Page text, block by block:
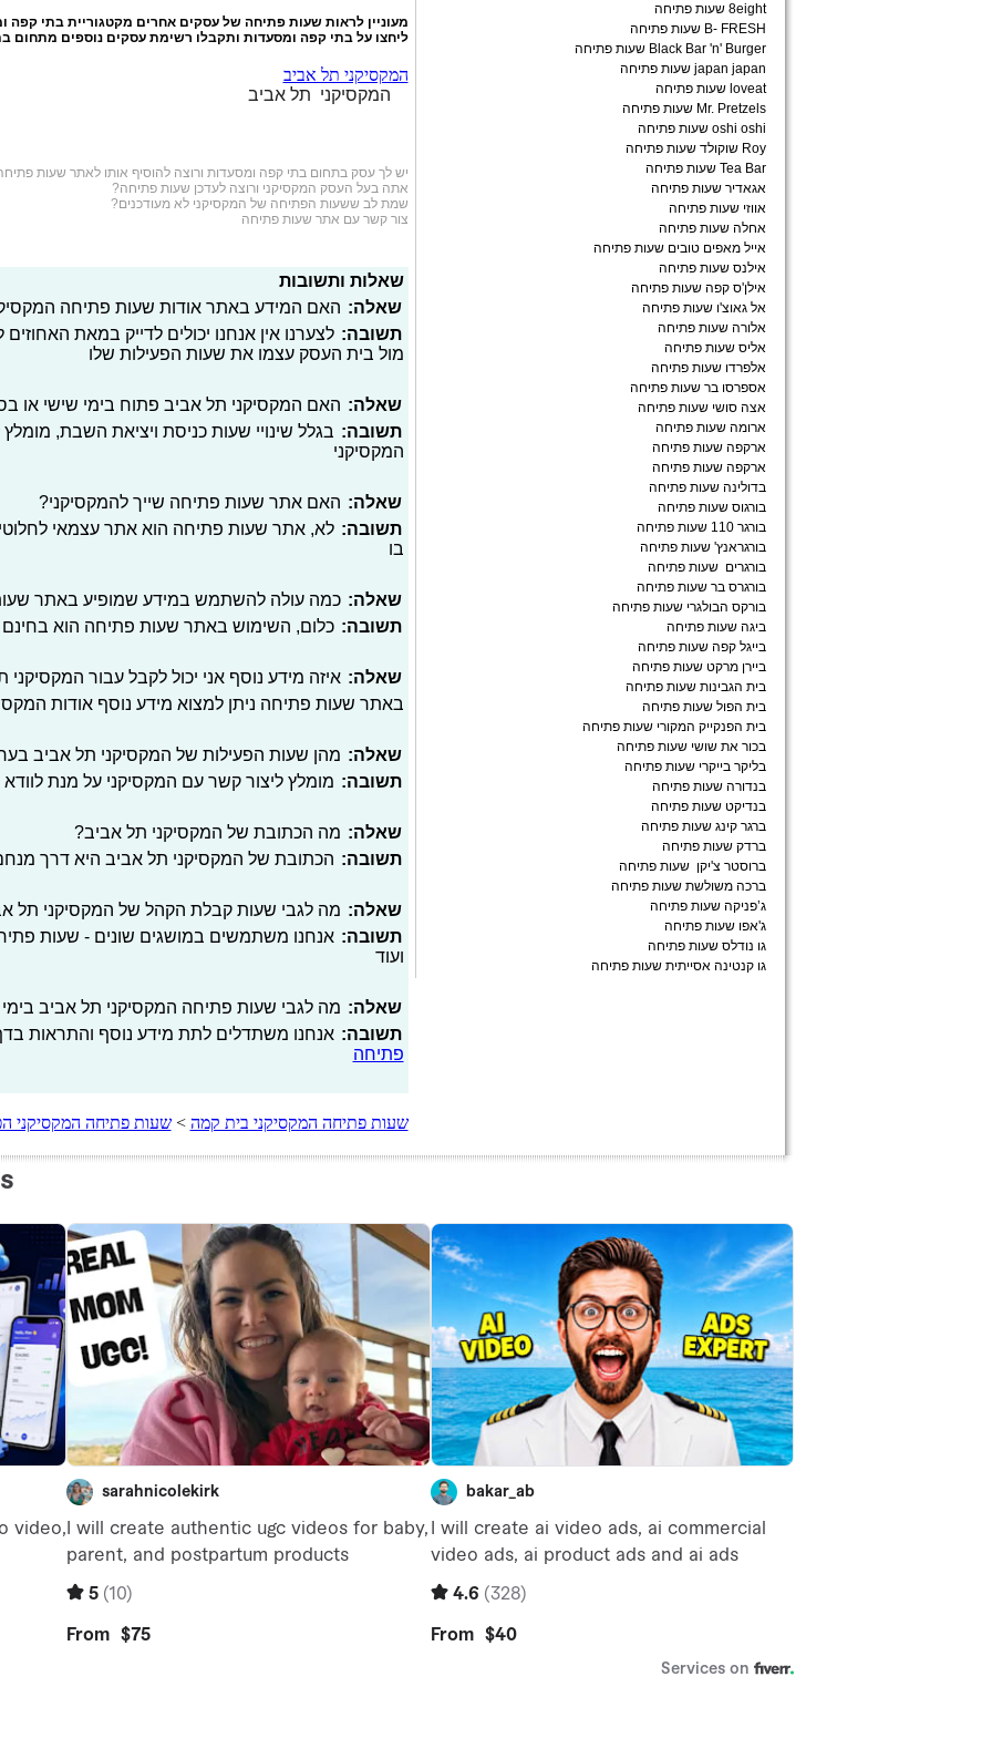
מעוניין לראות שעות פתיחה של עסקים אחרים מקטגורייתבתי קפה
ליחצו עלבתי קפה ומסעדות ותקבלו רשימת עסקים נוספים מתחום
המקסיקני תל אביב
המקסיקני תל אביב
יש לך עסק בתחוםבתי קפה ומסעדות ורוצה להוסיף אותו לאתר שעות
אתה בעל העסק המקסיקני ורוצה לעדכן שעות פתיחה?
שמת לב ששעות הפתיחה של המקסיקני לא מעודכנים?
צור קשר עם אתר שעות פתיחה
שאלות ותשובות
שאלה: האם המידע באתר אודות שעות פתיחה
תשובה: לצערנו אין אנחנו יכולים לדייק במאת
מול בית העסק עצמו את שעות הפעילות שלו
שאלה: האם המקסיקני תל אביב פתוח בימי שישי או
תשובה: בגלל שינויי שעות כניסת ויציאת השבת,
המקסיקני
שאלה: האם אתר שעות פתיחה שייך להמקסיקני?
תשובה: לא, אתר שעות פתיחה הוא אתר עצמאי
בו
שאלה: כמה עולה להשתמש במידע שמופיע באתר
תשובה: כלום, השימוש באתר שעות פתיחה הוא בחינם
שאלה: איזה מידע נוסף אני יכול לקבל עבור המקסיקני
באתר שעות פתיחה ניתן למצוא מידע נוסף אודות
שאלה: מהן שעות הפעילות של המקסיקני תל אביב
תשובה: מומלץ ליצור קשר עם המקסיקני על מנת
שאלה: מה הכתובת של המקסיקני תל אביב?
תשובה: הכתובת של המקסיקני תל אביב היא דרך מנחם בגין 144 ת״א ( מגדלי
שאלה: מה לגבי שעות קבלת הקהל של המקסיקני תל
תשובה: אנחנו משתמשים במושגים שונים - שעות
ועוד
שאלה: מה לגבי שעות פתיחה המקסיקני תל אביב בימי
תשובה: אנחנו משתדלים לתת מידע נוסף והתראות
פתיחה
שעות פתיחה המקסיקני בית קמה >שעות פתיחה המקסיקני
8eight שעות פתיחה
B- FRESH שעות פתיחה
Black Bar 'n' Burger שעות פתיחה
japan japan שעות פתיחה
loveat שעות פתיחה
Mr. Pretzels שעות פתיחה
oshi oshi שעות פתיחה
Roy שוקולד שעות פתיחה
Tea Bar שעות פתיחה
אגאדיר שעות פתיחה
אווזי שעות פתיחה
אחלה שעות פתיחה
אייל מאפים טובים שעות פתיחה
אילנס שעות פתיחה
אילן'ס קפה שעות פתיחה
אל גאוצ'ו שעות פתיחה
אלורה שעות פתיחה
אליס שעות פתיחה
אלפרדו שעות פתיחה
אספרסו בר שעות פתיחה
אצה סושי שעות פתיחה
ארומה שעות פתיחה
ארקפה שעות פתיחה
ארקפה שעות פתיחה
בדולינה שעות פתיחה
בורגוס שעות פתיחה
בורגר 110 שעות פתיחה
בורגראנץ' שעות פתיחה
בורגרים שעות פתיחה
בורגרס בר שעות פתיחה
בורקס הבולגרי שעות פתיחה
ביגה שעות פתיחה
בייגל קפה שעות פתיחה
ביירן מרקט שעות פתיחה
בית הגבינות שעות פתיחה
בית הפול שעות פתיחה
בית הפנקייק המקורי שעות פתיחה
בכור את שושי שעות פתיחה
בליקר בייקרי שעות פתיחה
בנדורה שעות פתיחה
בנדיקט שעות פתיחה
ברגר קינג שעות פתיחה
ברדק שעות פתיחה
ברוסטר צ'יקן שעות פתיחה
ברכה משולשת שעות פתיחה
ג’פניקה שעות פתיחה
ג'אפו שעות פתיחה
גו נודלס שעות פתיחה
גו קנטינה אסייתית שעות פתיחה